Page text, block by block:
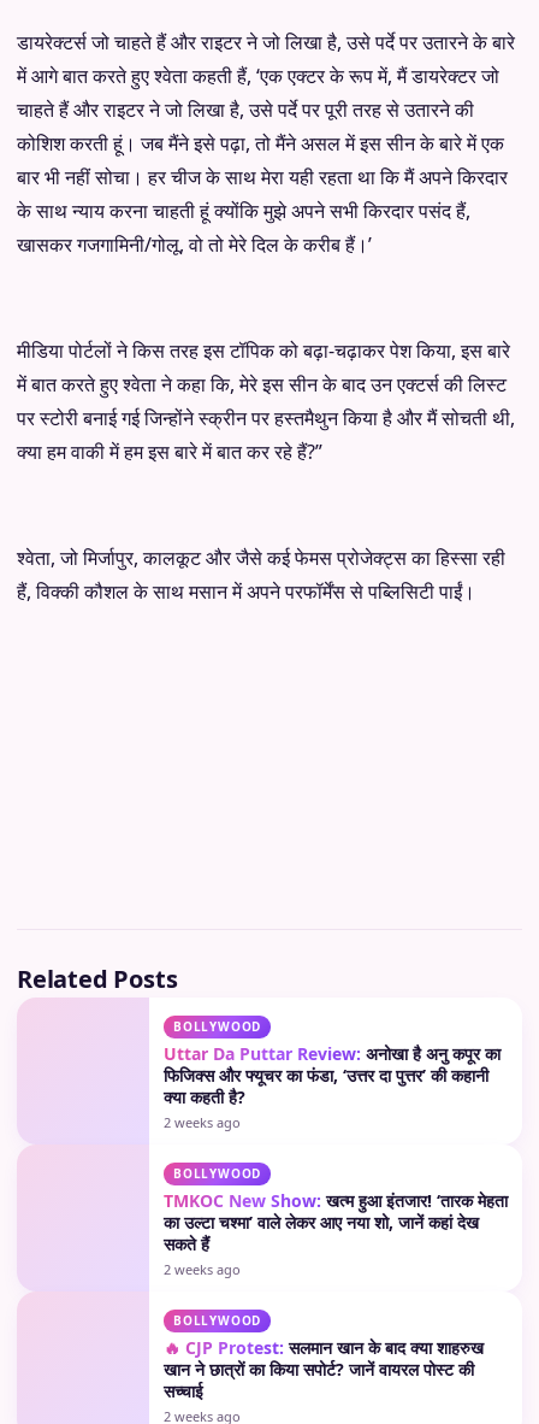
डायरेक्टर्स जो चाहते हैं और राइटर ने जो लिखा है, उसे पर्दे पर उतारने के बारे
में आगे बात करते हुए श्वेता कहती हैं, ‘एक एक्टर के रूप में, मैं डायरेक्टर जो
चाहते हैं और राइटर ने जो लिखा है, उसे पर्दे पर पूरी तरह से उतारने की
कोशिश करती हूं। जब मैंने इसे पढ़ा, तो मैंने असल में इस सीन के बारे में एक
बार भी नहीं सोचा। हर चीज के साथ मेरा यही रहता था कि मैं अपने किरदार
के साथ न्याय करना चाहती हूं क्योंकि मुझे अपने सभी किरदार पसंद हैं,
खासकर गजगामिनी/गोलू, वो तो मेरे दिल के करीब हैं।’
मीडिया पोर्टलों ने किस तरह इस टॉपिक को बढ़ा-चढ़ाकर पेश किया, इस बारे
में बात करते हुए श्वेता ने कहा कि, मेरे इस सीन के बाद उन एक्टर्स की लिस्ट
पर स्टोरी बनाई गई जिन्होंने स्क्रीन पर हस्तमैथुन किया है और मैं सोचती थी,
क्या हम वाकी में हम इस बारे में बात कर रहे हैं?”
श्वेता, जो मिर्जापुर, कालकूट और जैसे कई फेमस प्रोजेक्ट्स का हिस्सा रही
हैं, विक्की कौशल के साथ मसान में अपने परफॉर्मेंस से पब्लिसिटी पाईं।
Related Posts
BOLLYWOOD
Uttar Da Puttar Review: अनोखा है अनु कपूर का
फिजिक्स और फ्यूचर का फंडा, ‘उत्तर दा पुत्तर’ की कहानी
क्या कहती है?
2 weeks ago
BOLLYWOOD
TMKOC New Show: खत्म हुआ इंतजार! ‘तारक मेहता
का उल्टा चश्मा’ वाले लेकर आए नया शो, जानें कहां देख
सकते हैं
2 weeks ago
BOLLYWOOD
🔥 CJP Protest: सलमान खान के बाद क्या शाहरुख
खान ने छात्रों का किया सपोर्ट? जानें वायरल पोस्ट की
सच्चाई
2 weeks ago